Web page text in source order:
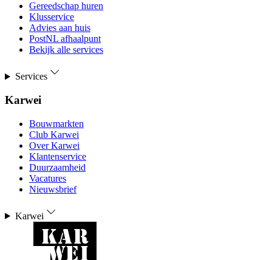
Gereedschap huren
Klusservice
Advies aan huis
PostNL afhaalpunt
Bekijk alle services
Services
Karwei
Bouwmarkten
Club Karwei
Over Karwei
Klantenservice
Duurzaamheid
Vacatures
Nieuwsbrief
Karwei